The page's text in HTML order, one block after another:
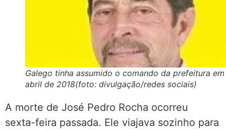
Galego tinha assumido o comando da prefeitura em
abril de 2018(foto: divulgação/redes sociais)
A morte de José Pedro Rocha ocorreu
sexta-feira passada. Ele viajava sozinho para